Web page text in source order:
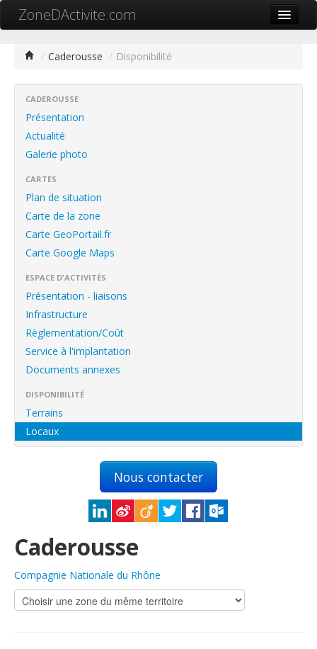
ZoneDActivite.com
Cartographie ZA
Référencer ma zone
Contact
Mon ZA.com
中文
English
Français
Connexion
/ Caderousse / Disponibilité
CADEROUSSE
Présentation
Actualité
Galerie photo
CARTES
Plan de situation
Carte de la zone
Carte GeoPortail.fr
Carte Google Maps
ESPACE D'ACTIVITÉS
Présentation - liaisons
Infrastructure
Règlementation/Coût
Service à l'implantation
Documents annexes
DISPONIBILITÉ
Terrains
Locaux
Nous contacter
Caderousse
Compagnie Nationale du Rhône